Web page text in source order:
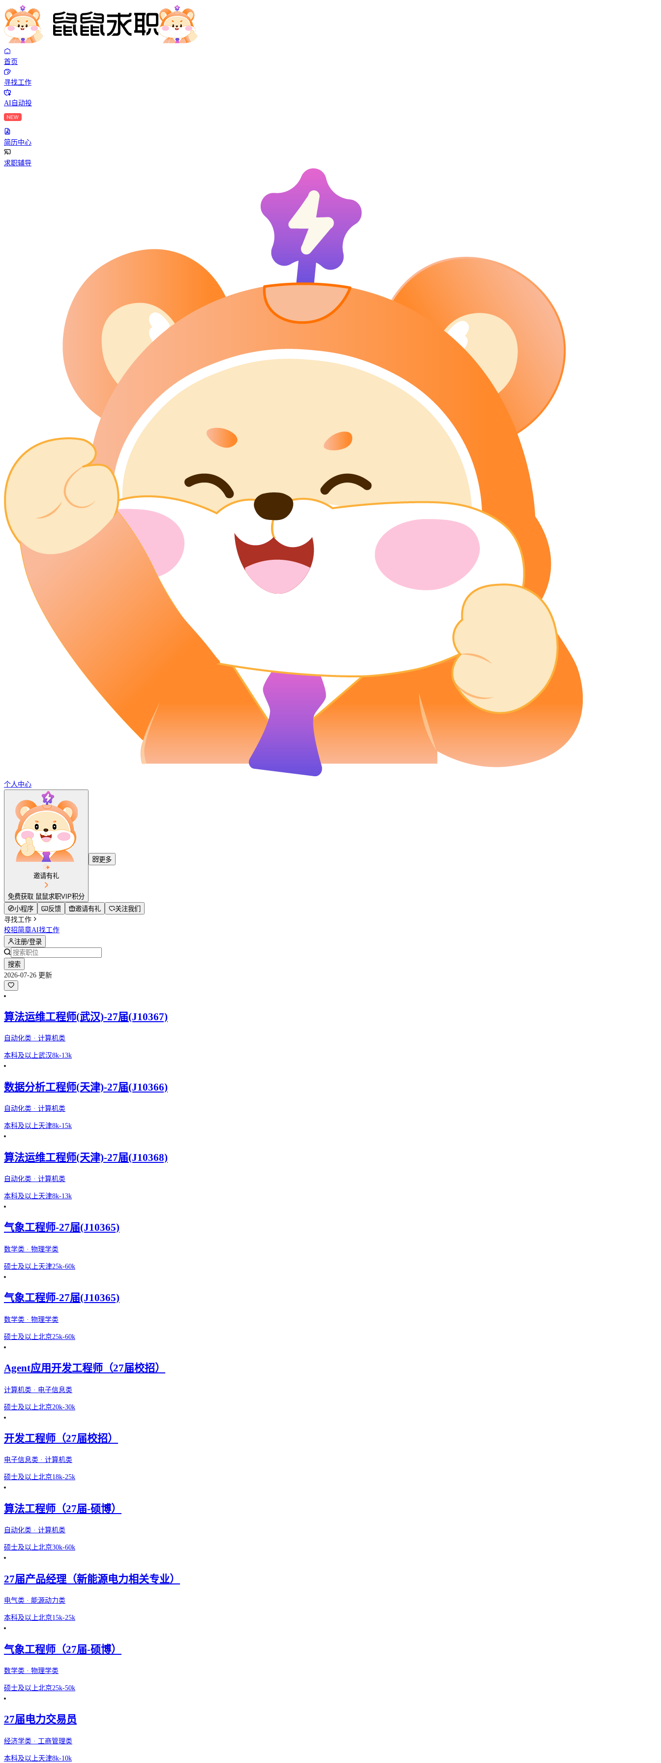
首页
寻找工作
AI自动投
简历中心
求职辅导
个人中心
邀请有礼
免费获取 鼠鼠求职VIP积分
更多
小程序 反馈 邀请有礼
关注我们
寻找工作
校招简章AI找工作
注册/登录
搜索
2026-07-26 更新
算法运维工程师(武汉)-27届(J10367)
自动化类 · 计算机类
本科及以上武汉8k-13k
数据分析工程师(天津)-27届(J10366)
自动化类 · 计算机类
本科及以上天津8k-15k
算法运维工程师(天津)-27届(J10368)
自动化类 · 计算机类
本科及以上天津8k-13k
气象工程师-27届(J10365)
数学类 · 物理学类
硕士及以上天津25k-60k
气象工程师-27届(J10365)
数学类 · 物理学类
硕士及以上北京25k-60k
Agent应用开发工程师（27届校招）
计算机类 · 电子信息类
硕士及以上北京20k-30k
开发工程师（27届校招）
电子信息类 · 计算机类
硕士及以上北京18k-25k
算法工程师（27届-硕博）
自动化类 · 计算机类
硕士及以上北京30k-60k
27届产品经理（新能源电力相关专业）
电气类 · 能源动力类
本科及以上北京15k-25k
气象工程师（27届-硕博）
数学类 · 物理学类
硕士及以上北京25k-50k
27届电力交易员
经济学类 · 工商管理类
本科及以上天津8k-10k